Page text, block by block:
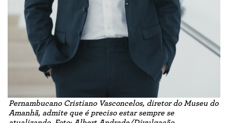
Pernambucano Cristiano Vasconcelos, diretor do Museu do
Amanhã, admite que é preciso estar sempre se